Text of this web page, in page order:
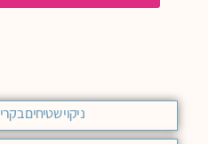
ניקוי שטיחים בקריית ים